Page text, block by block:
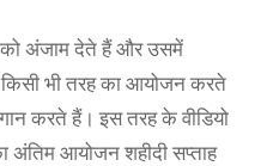
अंजाम देते हैं और उसमें
किसी भी तरह का आयोजन करते
करते हैं। इस तरह के वीडियो
आयोजन शहीदी सप्ताह